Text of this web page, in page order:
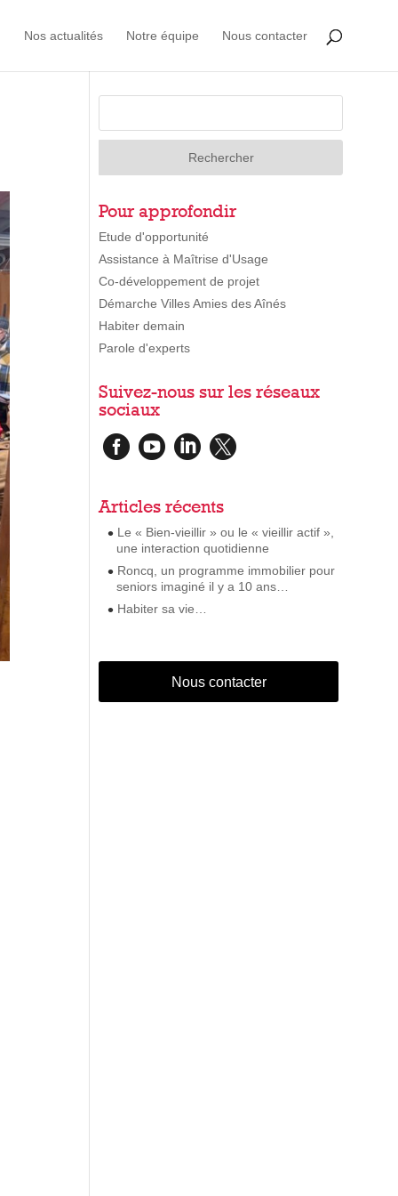
Nos actualités Notre équipe Nous contacter
Pour approfondir
Etude d'opportunité
Assistance à Maîtrise d'Usage
Co-développement de projet
Démarche Villes Amies des Aînés
Habiter demain
Parole d'experts
Suivez-nous sur les réseaux
sociaux
   
Articles récents
Le « Bien-vieillir » ou le « vieillir actif »,
une interaction quotidienne
Roncq, un programme immobilier pour
seniors imaginé il y a 10 ans…
Habiter sa vie…
Nous contacter